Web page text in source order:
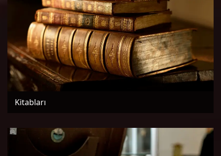
Kitabları